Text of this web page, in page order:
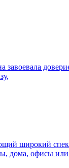
широкий
дома, офисы